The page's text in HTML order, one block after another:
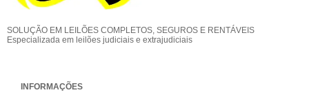
SOLUÇÃO EM LEILÕES COMPLETOS, SEGUROS E RENTÁVEIS
Especializada em leilões judiciais e extrajudiciais
INFORMAÇÕES